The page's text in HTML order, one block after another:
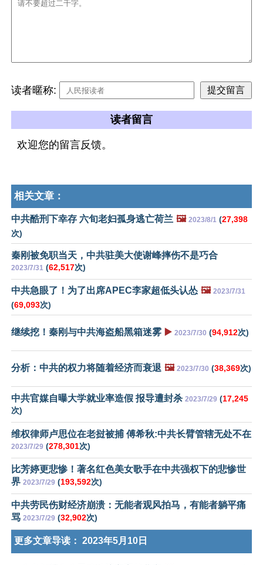
读者暱称:
读者留言
欢迎您的留言反馈。
相关文章：
中共酷刑下幸存 六旬老妇孤身逃亡荷兰 🖼️ 2023/8/1 (27,398
次)
秦刚被免职当天，中共驻美大使谢峰摔伤不是巧合
2023/7/31 (62,517次)
中共急眼了！为了出席APEC李家超低头认怂 🖼️ 2023/7/31
(69,093次)
继续挖！秦刚与中共海盗船黑箱迷雾 ▶️ 2023/7/30 (94,912次)
分析：中共的权力将随着经济而衰退 🖼️ 2023/7/30 (38,369次)
中共官媒自曝大学就业率造假 报导遭封杀 2023/7/29 (17,245
次)
维权律师卢思位在老挝被捕 傅希秋:中共长臂管辖无处不在
2023/7/29 (278,301次)
比芳婷更悲惨！著名红色美女歌手在中共强权下的悲惨世
界 2023/7/29 (193,592次)
中共劳民伤财经济崩溃：无能者观风拍马，有能者躺平痛
骂 2023/7/29 (32,902次)
更多文章导读： 2023年5月10日